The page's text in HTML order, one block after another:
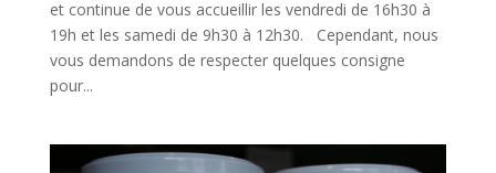
et continue de vous accueillir les vendredi de 16h30 à
19h et les samedi de 9h30 à 12h30. Cependant, nous
vous demandons de respecter quelques consigne
pour...